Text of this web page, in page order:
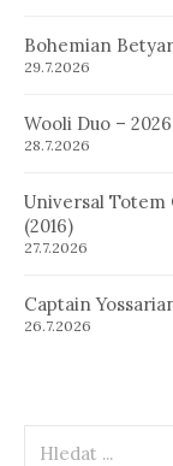
Bohemian
29.7.2026
Wooli Duo – 2026
28.7.2026
Universal
(2016)
27.7.2026
Captain
26.7.2026